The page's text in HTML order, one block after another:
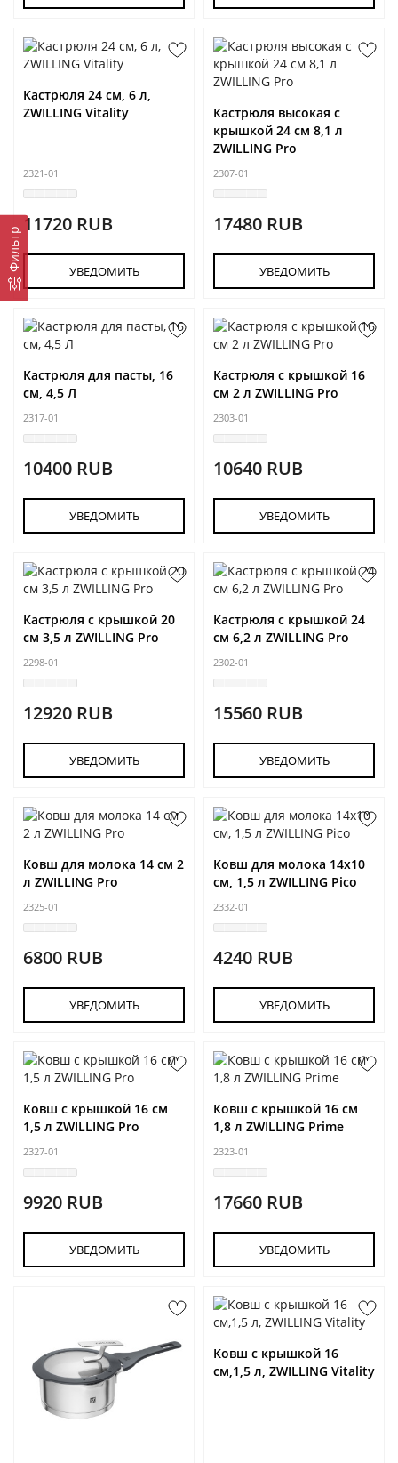
Фильтр
Кастрюля 24 см, 6 л,
ZWILLING Vitality
2321-01
11720 RUB
УВЕДОМИТЬ
Кастрюля высокая с
крышкой 24 см 8,1 л
ZWILLING Pro
2307-01
17480 RUB
УВЕДОМИТЬ
Кастрюля для пасты, 16
см, 4,5 Л
2317-01
10400 RUB
УВЕДОМИТЬ
Кастрюля с крышкой 16
см 2 л ZWILLING Pro
2303-01
10640 RUB
УВЕДОМИТЬ
Кастрюля с крышкой 20
см 3,5 л ZWILLING Pro
2298-01
12920 RUB
УВЕДОМИТЬ
Кастрюля с крышкой 24
см 6,2 л ZWILLING Pro
2302-01
15560 RUB
УВЕДОМИТЬ
Ковш для молока 14 см 2
л ZWILLING Pro
2325-01
6800 RUB
УВЕДОМИТЬ
Ковш для молока 14х10
см, 1,5 л ZWILLING Pico
2332-01
4240 RUB
УВЕДОМИТЬ
Ковш с крышкой 16 см
1,5 л ZWILLING Pro
2327-01
9920 RUB
УВЕДОМИТЬ
Ковш с крышкой 16 см
1,8 л ZWILLING Prime
2323-01
17660 RUB
УВЕДОМИТЬ
Ковш с крышкой 16
см,1,5 л, ZWILLING Vitality